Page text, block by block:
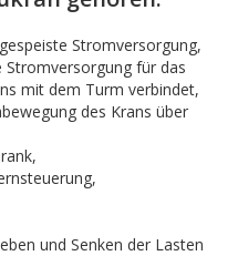
Stromversorgung,
Stromversorgung für das
mit dem Turm verbindet,
des Krans über
und Senken der Lasten